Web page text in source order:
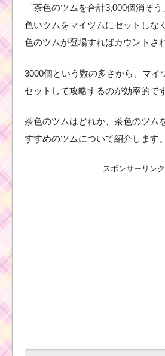
「茶色のツムを合計3,000個消そ
色いツムをマイツムにセットしな
色のツムが登場すればカウントさ
3000個という数の多さから、マイ
セットして攻略するのが効率的です
茶色のツムはどれか、茶色のツム
すすめのツムについて紹介します。
スポンサーリンク